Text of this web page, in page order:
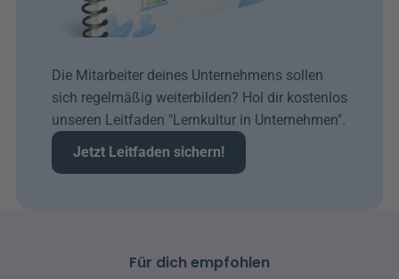
Die Mitarbeiter deines Unternehmens sollen
sich regelmäßig weiterbilden? Hol dir kostenlos
Jetzt Leitfaden sichern!
Für dich empfohlen